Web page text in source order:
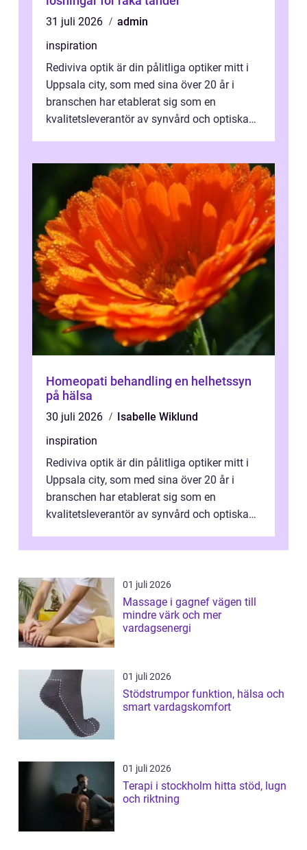
31 juli 2026
admin
inspiration
Rediviva optik är din pålitliga optiker mitt i
Uppsala city, som med sina över 20 år i
branschen har etablerat sig som en
kvalitetsleverantör av synvård och optiska
Homeopati behandling en helhetssyn
på hälsa
30 juli 2026
Isabelle Wiklund
inspiration
Rediviva optik är din pålitliga optiker mitt i
Uppsala city, som med sina över 20 år i
branschen har etablerat sig som en
kvalitetsleverantör av synvård och optiska
01 juli 2026
Massage i gagnef vägen till
mindre värk och mer
vardagsenergi
01 juli 2026
Stödstrumpor funktion, hälsa och
smart vardagskomfort
01 juli 2026
Terapi i stockholm hitta stöd, lugn
och riktning